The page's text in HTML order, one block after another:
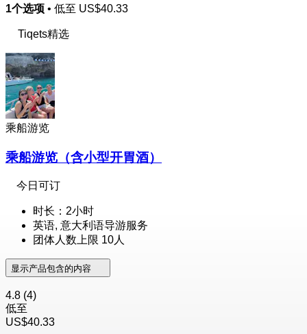
1个选项 • 低至 US$40.33
Tiqets精选
乘船游览
乘船游览（含小型开胃酒）
今日可订
时长：2小时
英语, 意大利语导游服务
团体人数上限 10人
显示产品包含的内容
4.8 (4)
低至
US$40.33